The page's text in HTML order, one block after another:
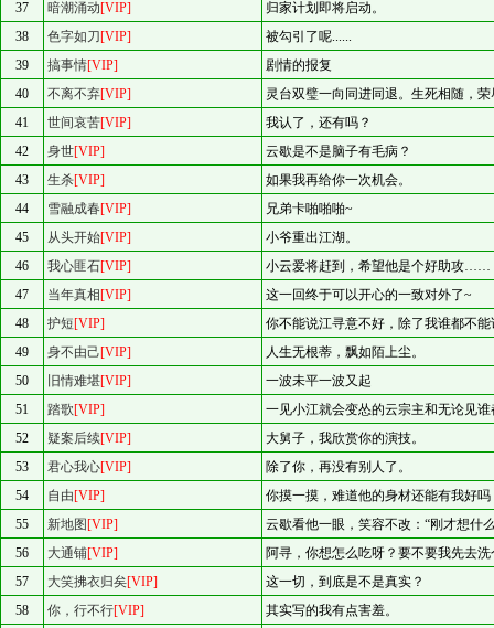
37
暗潮涌动[VIP]
归家计划即将启动。
38
色字如刀[VIP]
被勾引了呢......
39
搞事情[VIP]
剧情的报复
40
不离不弃[VIP]
灵台双璧一向同进同退。生死相随，
41
世间哀苦[VIP]
我认了，还有吗？
42
身世[VIP]
云歇是不是脑子有毛病？
43
生杀[VIP]
如果我再给你一次机会。
44
雪融成春[VIP]
兄弟卡啪啪啪~
45
从头开始[VIP]
小爷重出江湖。
46
我心匪石[VIP]
小云爱将赶到，希望他是个好助攻……
47
当年真相[VIP]
这一回终于可以开心的一致对外了~
48
护短[VIP]
你不能说江寻意不好，除了我谁都不
49
身不由己[VIP]
人生无根蒂，飘如陌上尘。
50
旧情难堪[VIP]
一波未平一波又起
51
踏歌[VIP]
一见小江就会变怂的云宗主和无论见
52
疑案后续[VIP]
大舅子，我欣赏你的演技。
53
君心我心[VIP]
除了你，再没有别人了。
54
自由[VIP]
你摸一摸，难道他的身材还能有我好吗
55
新地图 [VIP]
云歇看他一眼，笑容不改：“刚才想什
56
大通铺[VIP]
阿寻，你想怎么吃呀？要不要我先去洗
57
大笑拂衣归矣[VIP]
这一切，到底是不是真实？
58
你，行不行[VIP]
其实写的我有点害羞。